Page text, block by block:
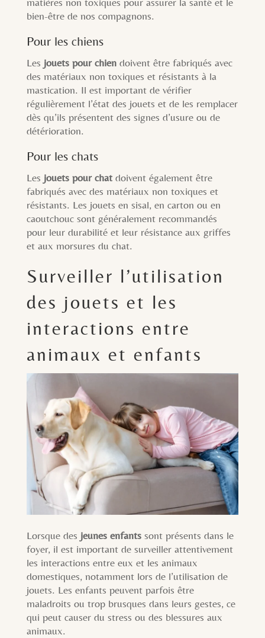
bien-être de nos compagnons.
Pour les chiens
Les jouets pour chiendoivent être fabriqués avec
des matériaux non toxiques et résistants à la
mastication. Il est important de vérifier
régulièrement l’état des jouets et de les remplacer
dès qu’ils présentent des signes d’usure ou de
détérioration.
Pour les chats
Les jouets pour chatdoivent également être
fabriqués avec des matériaux non toxiques et
résistants. Les jouets en sisal, en carton ou en
caoutchouc sont généralement recommandés
pour leur durabilité et leur résistance aux griffes
et aux morsures du chat.
Surveiller l’utilisation
des jouets et les
interactions entre
animaux et enfants
Lorsque des jeunes enfantssont présents dans le
foyer, il est important de surveiller attentivement
les interactions entre eux et les animaux
domestiques, notamment lors de l’utilisation de
jouets. Les enfants peuvent parfois être
maladroits ou trop brusques dans leurs gestes, ce
qui peut causer du stress ou des blessures aux
animaux.